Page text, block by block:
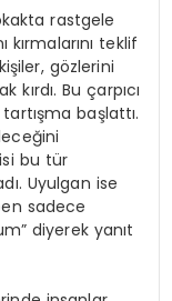
rastgele
kırmalarını teklif
gözlerini
Bu çarpıcı
başlattı.
bu tür
Uyulgan ise
sadece
diyerek yanıt